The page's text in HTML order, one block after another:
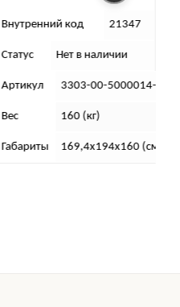
Внутренний код 19004
Статус В наличии
Артикул А274.1009146
Вес 50 (гр)
Габариты 7 x 7 x 3 (см)